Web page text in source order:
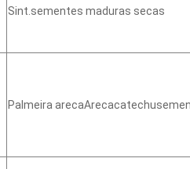
Sint.sementes maduras secas
Palmeira